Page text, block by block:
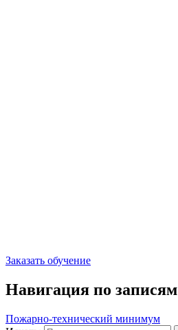
Заказать обучение
Навигация по записям
Пожарно-технический минимум